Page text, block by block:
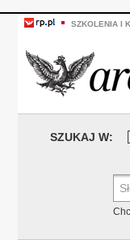
SZKOLENIA I
SZUKAJ W: